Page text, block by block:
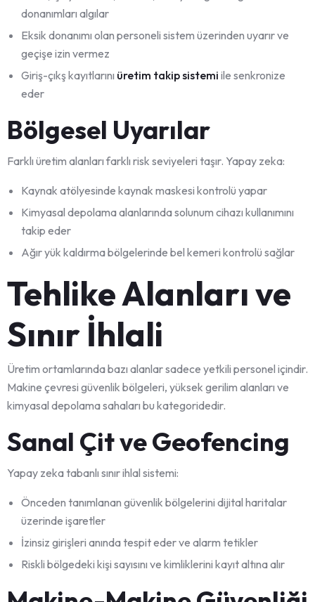
donanımları algılar
Eksik donanımı olan personeli sistem üzerinden uyarır ve
geçişe izin vermez
Giriş-çıkş kayıtlarını üretim takip sistemi ile senkronize
eder
Bölgesel Uyarılar
Farklı üretim alanları farklı risk seviyeleri taşır. Yapay zeka:
Kaynak atölyesinde kaynak maskesi kontrolü yapar
Kimyasal depolama alanlarında solunum cihazı kullanımını
takip eder
Ağır yük kaldırma bölgelerinde bel kemeri kontrolü sağlar
Tehlike Alanları ve
Sınır İhlali
Üretim ortamlarında bazı alanlar sadece yetkili personel içindir.
Makine çevresi güvenlik bölgeleri, yüksek gerilim alanları ve
kimyasal depolama sahaları bu kategoridedir.
Sanal Çit ve Geofencing
Yapay zeka tabanlı sınır ihlal sistemi:
Önceden tanımlanan güvenlik bölgelerini dijital haritalar
üzerinde işaretler
İzinsiz girişleri anında tespit eder ve alarm tetikler
Riskli bölgedeki kişi sayısını ve kimliklerini kayıt altına alır